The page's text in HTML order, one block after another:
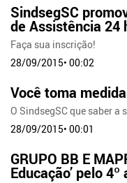
SindsegSC
de Assistência 24
Faça sua inscrição!
28/09/2015• 00:02
Você toma
O SindsegSC que saber a
28/09/2015• 00:01
GRUPO BB E
Educação’ pelo